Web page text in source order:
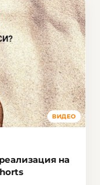
ВИДЕО
на